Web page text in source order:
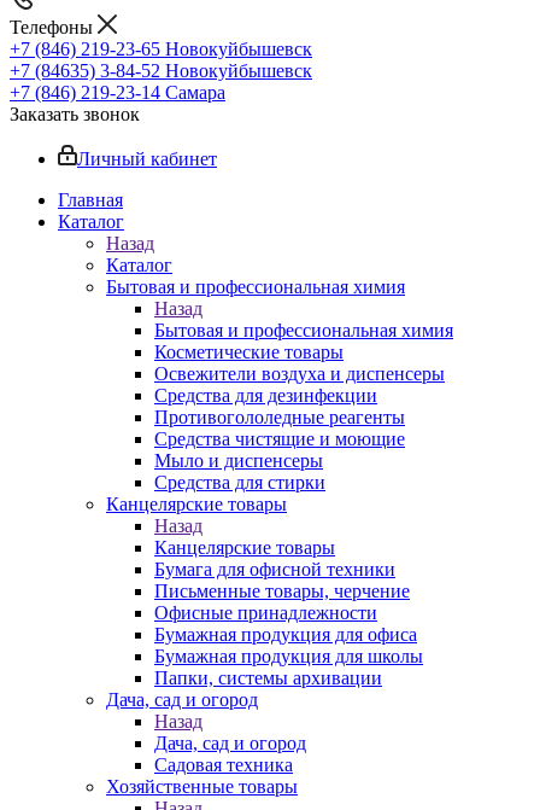
Телефоны
+7 (846) 219-23-65 Новокуйбышевск
+7 (84635) 3-84-52 Новокуйбышевск
+7 (846) 219-23-14 Самара
Заказать звонок
Личный кабинет
Главная
Каталог
Назад
Каталог
Бытовая и профессиональная химия
Назад
Бытовая и профессиональная химия
Косметические товары
Освежители воздуха и диспенсеры
Средства для дезинфекции
Противогололедные реагенты
Средства чистящие и моющие
Мыло и диспенсеры
Средства для стирки
Канцелярские товары
Назад
Канцелярские товары
Бумага для офисной техники
Письменные товары, черчение
Офисные принадлежности
Бумажная продукция для офиса
Бумажная продукция для школы
Папки, системы архивации
Дача, сад и огород
Назад
Дача, сад и огород
Садовая техника
Хозяйственные товары